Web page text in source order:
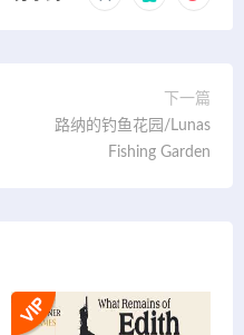
下一篇
路纳的钓鱼花园/Lunas
Fishing Garden